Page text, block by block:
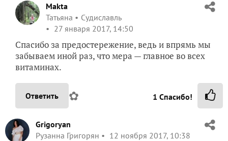
Makta
Татьяна
Судиславль
27 января 2017, 14:50
Спасибо за предостережение, ведь и впрямь мы
забываем иной раз, что мера — главное во всех
витаминах.
Ответить ✿ 1 Спасибо!
Grigoryan
Рузанна Григорян
12 ноября 2017, 10:38